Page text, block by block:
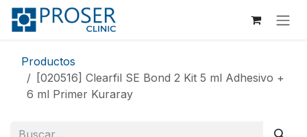
Ir al contenido
Productos
[020516] Clearfil SE Bond 2 Kit 5 ml Adhesivo +
6 ml Primer Kuraray